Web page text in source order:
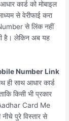
कार्ड को मोबाइल
से वेरीफाई करा
से लिंक नहीं
है। लेकिन अब यह
Number Link
ही साथ आधार कार्ड
किसी भी प्रकार
Card Me
पुरे विस्तार से